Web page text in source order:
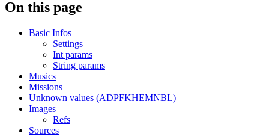
On this page
Basic Infos
Settings
Int params
String params
Musics
Missions
Unknown values (ADPFKHEMNBL)
Images
Refs
Sources